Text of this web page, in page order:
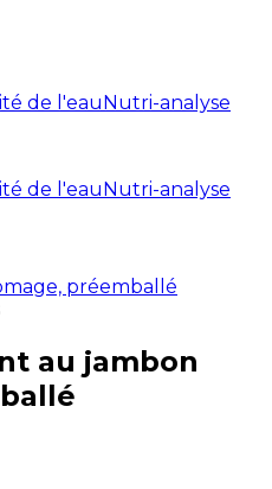
de l'eauNutri-analyse
de l'eauNutri-analyse
préemballé
au jambon